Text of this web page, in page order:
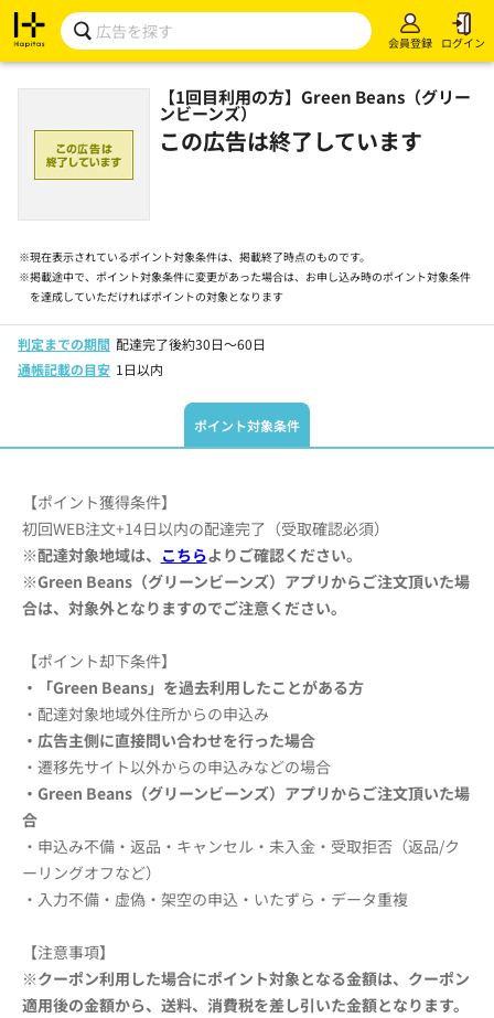
会員登録 ログイン
【1回目利用の方】Green Beans（グリー
ンビーンズ）
この広告は終了しています
※現在表示されているポイント対象条件は、掲載終了時点のものです。
※掲載途中で、ポイント対象条件に変更があった場合は、お申し込み時のポイント対象条件
を達成していただければポイントの対象となります
判定までの期間 配達完了後約30日～60日
通帳記載の目安 1日以内
ポイント対象条件
【ポイント獲得条件】
初回WEB注文+14日以内の配達完了（受取確認必須）
※配達対象地域は、 こちらよりご確認ください。
※Green Beans（グリーンビーンズ）アプリからご注文頂いた場
合は、対象外となりますのでご注意ください。
【ポイント却下条件】
・「Green Beans」を過去利用したことがある方
・配達対象地域外住所からの申込み
・広告主側に直接問い合わせを行った場合
・遷移先サイト以外からの申込みなどの場合
・Green Beans（グリーンビーンズ）アプリからご注文頂いた場
合
・申込み不備・返品・キャンセル・未入金・受取拒否（返品/ク
ーリングオフなど）
・入力不備・虚偽・架空の申込・いたずら・データ重複
【注意事項】
※クーポン利用した場合にポイント対象となる金額は、クーポン
適用後の金額から、送料、消費税を差し引いた金額となります。